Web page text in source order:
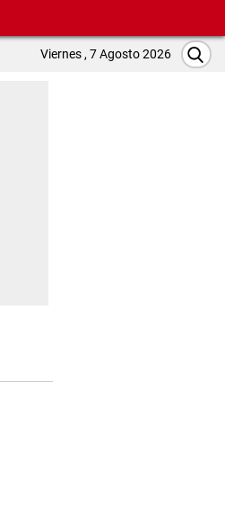
Viernes , 7 Agosto 2026